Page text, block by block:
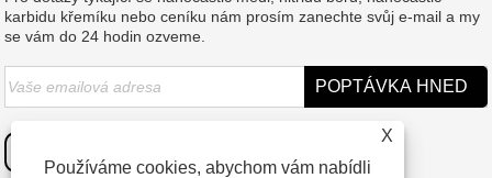
karbidu křemíku nebo ceníku nám prosím zanechte svůj e-mail a my
se vám do 24 hodin ozveme.
X
Používáme cookies, abychom vám nabídli